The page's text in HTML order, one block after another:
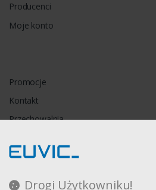
Drogi Użytkowniku!
Producenci
Moje konto
Promocje
Kontakt
Przechowalnia